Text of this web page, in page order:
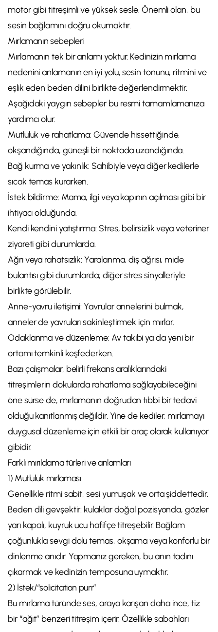
motor gibi titreşimli ve yüksek sesle. Önemli olan, bu
sesin bağlamını doğru okumaktır.
Mırlamanın sebepleri
Mırlamanın tek bir anlamı yoktur. Kedinizin mırlama
nedenini anlamanın en iyi yolu, sesin tonunu, ritmini ve
eşlik eden beden dilini birlikte değerlendirmektir.
Aşağıdaki yaygın sebepler bu resmi tamamlamanıza
yardımcı olur.
Mutluluk ve rahatlama: Güvende hissettiğinde,
okşandığında, güneşli bir noktada uzandığında.
Bağ kurma ve yakınlık: Sahibiyle veya diğer kedilerle
sıcak temas kurarken.
İstek bildirme: Mama, ilgi veya kapının açılması gibi bir
ihtiyacı olduğunda.
Kendi kendini yatıştırma: Stres, belirsizlik veya veteriner
ziyareti gibi durumlarda.
Ağrı veya rahatsızlık: Yaralanma, diş ağrısı, mide
bulantısı gibi durumlarda; diğer stres sinyalleriyle
birlikte görülebilir.
Anne-yavru iletişimi: Yavrular annelerini bulmak,
anneler de yavruları sakinleştirmek için mırlar.
Odaklanma ve düzenleme: Av takibi ya da yeni bir
ortamı temkinli keşfederken.
Bazı çalışmalar, belirli frekans aralıklarındaki
titreşimlerin dokularda rahatlama sağlayabileceğini
öne sürse de, mırlamanın doğrudan tıbbi bir tedavi
olduğu kanıtlanmış değildir. Yine de kediler, mırlamayı
duygusal düzenleme için etkili bir araç olarak kullanıyor
gibidir.
Farklı mırıldama türleri ve anlamları
1) Mutluluk mırlaması
Genellikle ritmi sabit, sesi yumuşak ve orta şiddettedir.
Beden dili gevşektir: kulaklar doğal pozisyonda, gözler
yarı kapalı, kuyruk ucu hafifçe titreşebilir. Bağlam
çoğunlukla sevgi dolu temas, okşama veya konforlu bir
dinlenme anıdır. Yapmanız gereken, bu anın tadını
çıkarmak ve kedinizin temposuna uymaktır.
2) İstek/“solicitation purr”
Bu mırlama türünde ses, araya karışan daha ince, tiz
bir “ağıt” benzeri titreşim içerir. Özellikle sabahları